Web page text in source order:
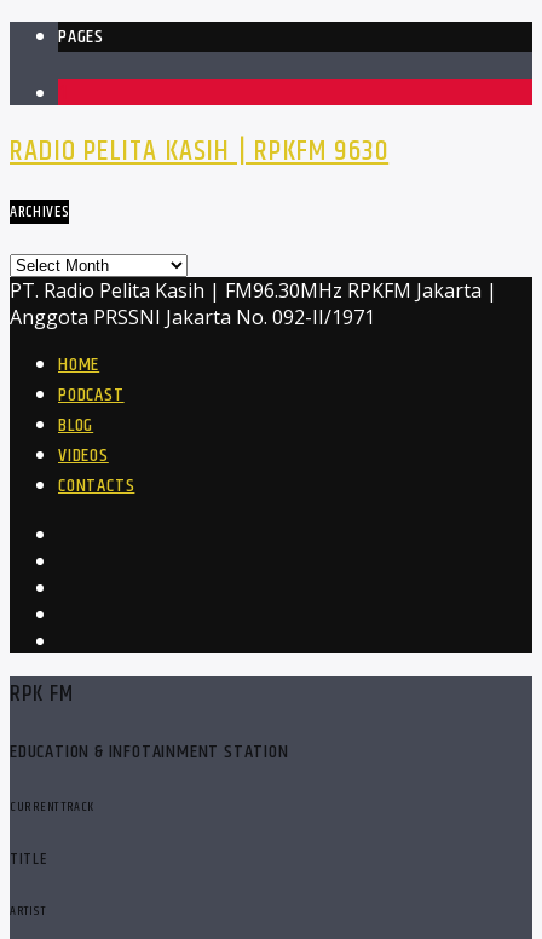
PAGES
RADIO PELITA KASIH | RPKFM 9630
ARCHIVES
Archives
PT. Radio Pelita Kasih | FM96.30MHz RPKFM Jakarta |
Anggota PRSSNI Jakarta No. 092-II/1971
HOME
PODCAST
BLOG
VIDEOS
CONTACTS
RPK FM
EDUCATION & INFOTAINMENT STATION
CURRENT TRACK
TITLE
ARTIST